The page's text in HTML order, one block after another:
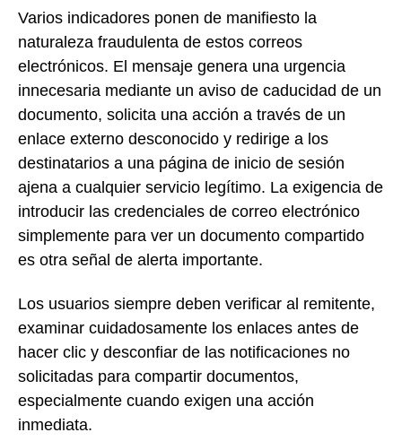
Varios indicadores ponen de manifiesto la
naturaleza fraudulenta de estos correos
electrónicos. El mensaje genera una urgencia
innecesaria mediante un aviso de caducidad de un
documento, solicita una acción a través de un
enlace externo desconocido y redirige a los
destinatarios a una página de inicio de sesión
ajena a cualquier servicio legítimo. La exigencia de
introducir las credenciales de correo electrónico
simplemente para ver un documento compartido
es otra señal de alerta importante.
Los usuarios siempre deben verificar al remitente,
examinar cuidadosamente los enlaces antes de
hacer clic y desconfiar de las notificaciones no
solicitadas para compartir documentos,
especialmente cuando exigen una acción
inmediata.